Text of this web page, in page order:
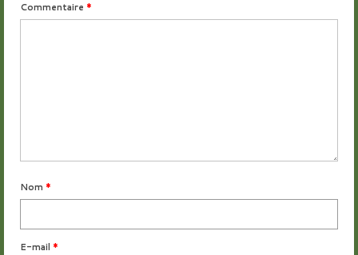
Commentaire *
Nom *
E-mail *